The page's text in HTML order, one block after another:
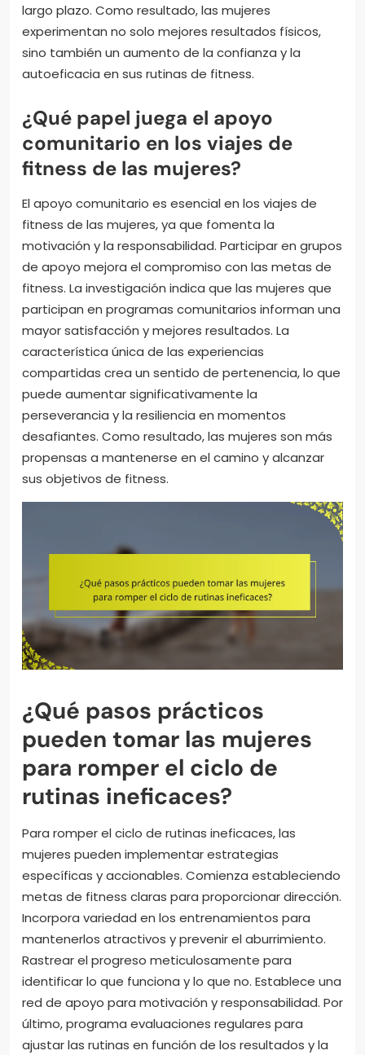
largo plazo. Como resultado, las mujeres
experimentan no solo mejores resultados físicos,
sino también un aumento de la confianza y la
autoeficacia en sus rutinas de fitness.
¿Qué papel juega el apoyo
comunitario en los viajes de
fitness de las mujeres?
El apoyo comunitario es esencial en los viajes de
fitness de las mujeres, ya que fomenta la
motivación y la responsabilidad. Participar en grupos
de apoyo mejora el compromiso con las metas de
fitness. La investigación indica que las mujeres que
participan en programas comunitarios informan una
mayor satisfacción y mejores resultados. La
característica única de las experiencias
compartidas crea un sentido de pertenencia, lo que
puede aumentar significativamente la
perseverancia y la resiliencia en momentos
desafiantes. Como resultado, las mujeres son más
propensas a mantenerse en el camino y alcanzar
sus objetivos de fitness.
¿Qué pasos prácticos
pueden tomar las mujeres
para romper el ciclo de
rutinas ineficaces?
Para romper el ciclo de rutinas ineficaces, las
mujeres pueden implementar estrategias
específicas y accionables. Comienza estableciendo
metas de fitness claras para proporcionar dirección.
Incorpora variedad en los entrenamientos para
mantenerlos atractivos y prevenir el aburrimiento.
Rastrear el progreso meticulosamente para
identificar lo que funciona y lo que no. Establece una
red de apoyo para motivación y responsabilidad. Por
último, programa evaluaciones regulares para
ajustar las rutinas en función de los resultados y la